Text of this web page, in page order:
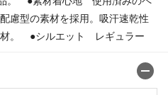
慮型の素材を採用。吸汗速乾性
材。 ●シルエット レギュラー